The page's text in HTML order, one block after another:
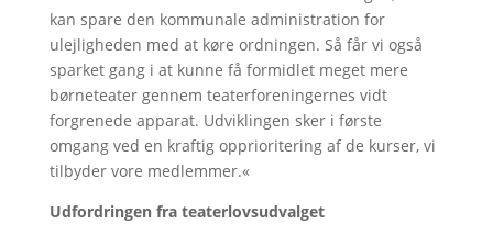
kan spare den kommunale administration for
ulejligheden med at køre ordningen. Så får vi også
sparket gang i at kunne få formidlet meget mere
børneteater gennem teaterforeningernes vidt
forgrenede apparat. Udviklingen sker i første
omgang ved en kraftig opprioritering af de kurser, vi
tilbyder vore medlemmer.«
Udfordringen fra teaterlovsudvalget